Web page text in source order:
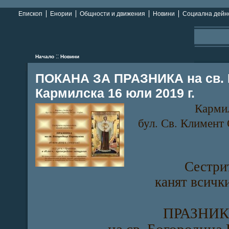
Епископ Енории Общности и движения Новини Социална
Начало :: Новини
ПОКАНА ЗА ПРАЗНИКА на св.
Кармилска 16 юли 2019 г.
бул. Св.
канят